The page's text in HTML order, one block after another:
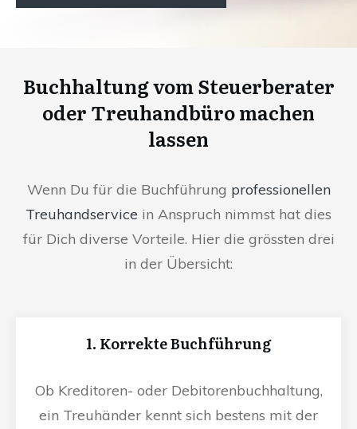
Buchhaltung vom Steuerberater
oder Treuhandbüro machen
lassen
Wenn Du für die Buchführung professionellen
Treuhandservice in Anspruch nimmst hat dies
für Dich diverse Vorteile. Hier die grössten drei
in der Übersicht:
1. Korrekte Buchführung
Ob Kreditoren- oder Debitorenbuchhaltung,
ein Treuhänder kennt sich bestens mit der